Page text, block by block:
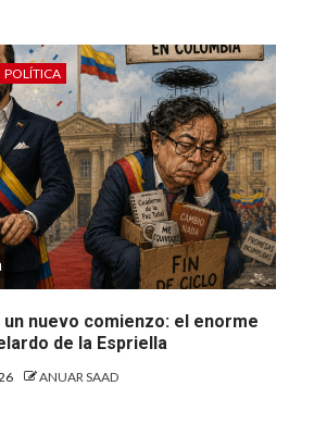
POLÍTICA
un nuevo comienzo: el enorme
de la Espriella
ANUAR SAAD